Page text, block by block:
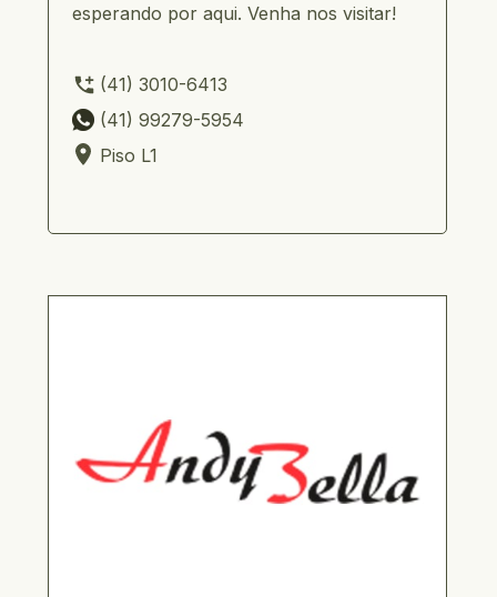
esperando por aqui. Venha nos visitar!
(41) 3010-6413
(41) 99279-5954
Piso L1